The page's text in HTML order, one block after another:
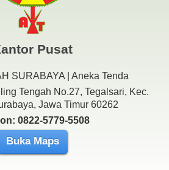
Pusat
SURABAYA | Aneka Tenda
Tengah No.27, Tegalsari, Kec.
Jawa Timur 60262
0822-5779-5508
Buka Maps